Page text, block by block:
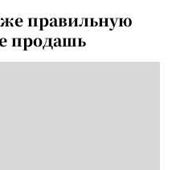
правильную
продашь